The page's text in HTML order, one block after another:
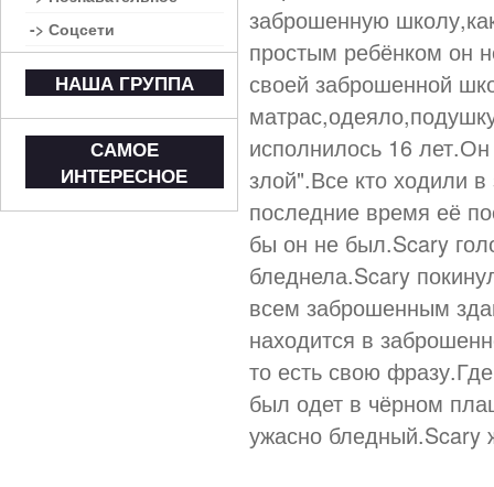
заброшенную
простым ребёнком он
своей заброшенной
исполнилось 16
злой".Все кто ходили
последние время её
бы он не был.Scary
бледнела.Scary
всем заброшенным
находится в
то есть свою
был одет в чёрном
ужасно бледный.Scary
-> Соцсети
НАША ГРУППА
САМОЕ
ИНТЕРЕСНОЕ